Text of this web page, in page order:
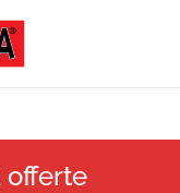
offerte